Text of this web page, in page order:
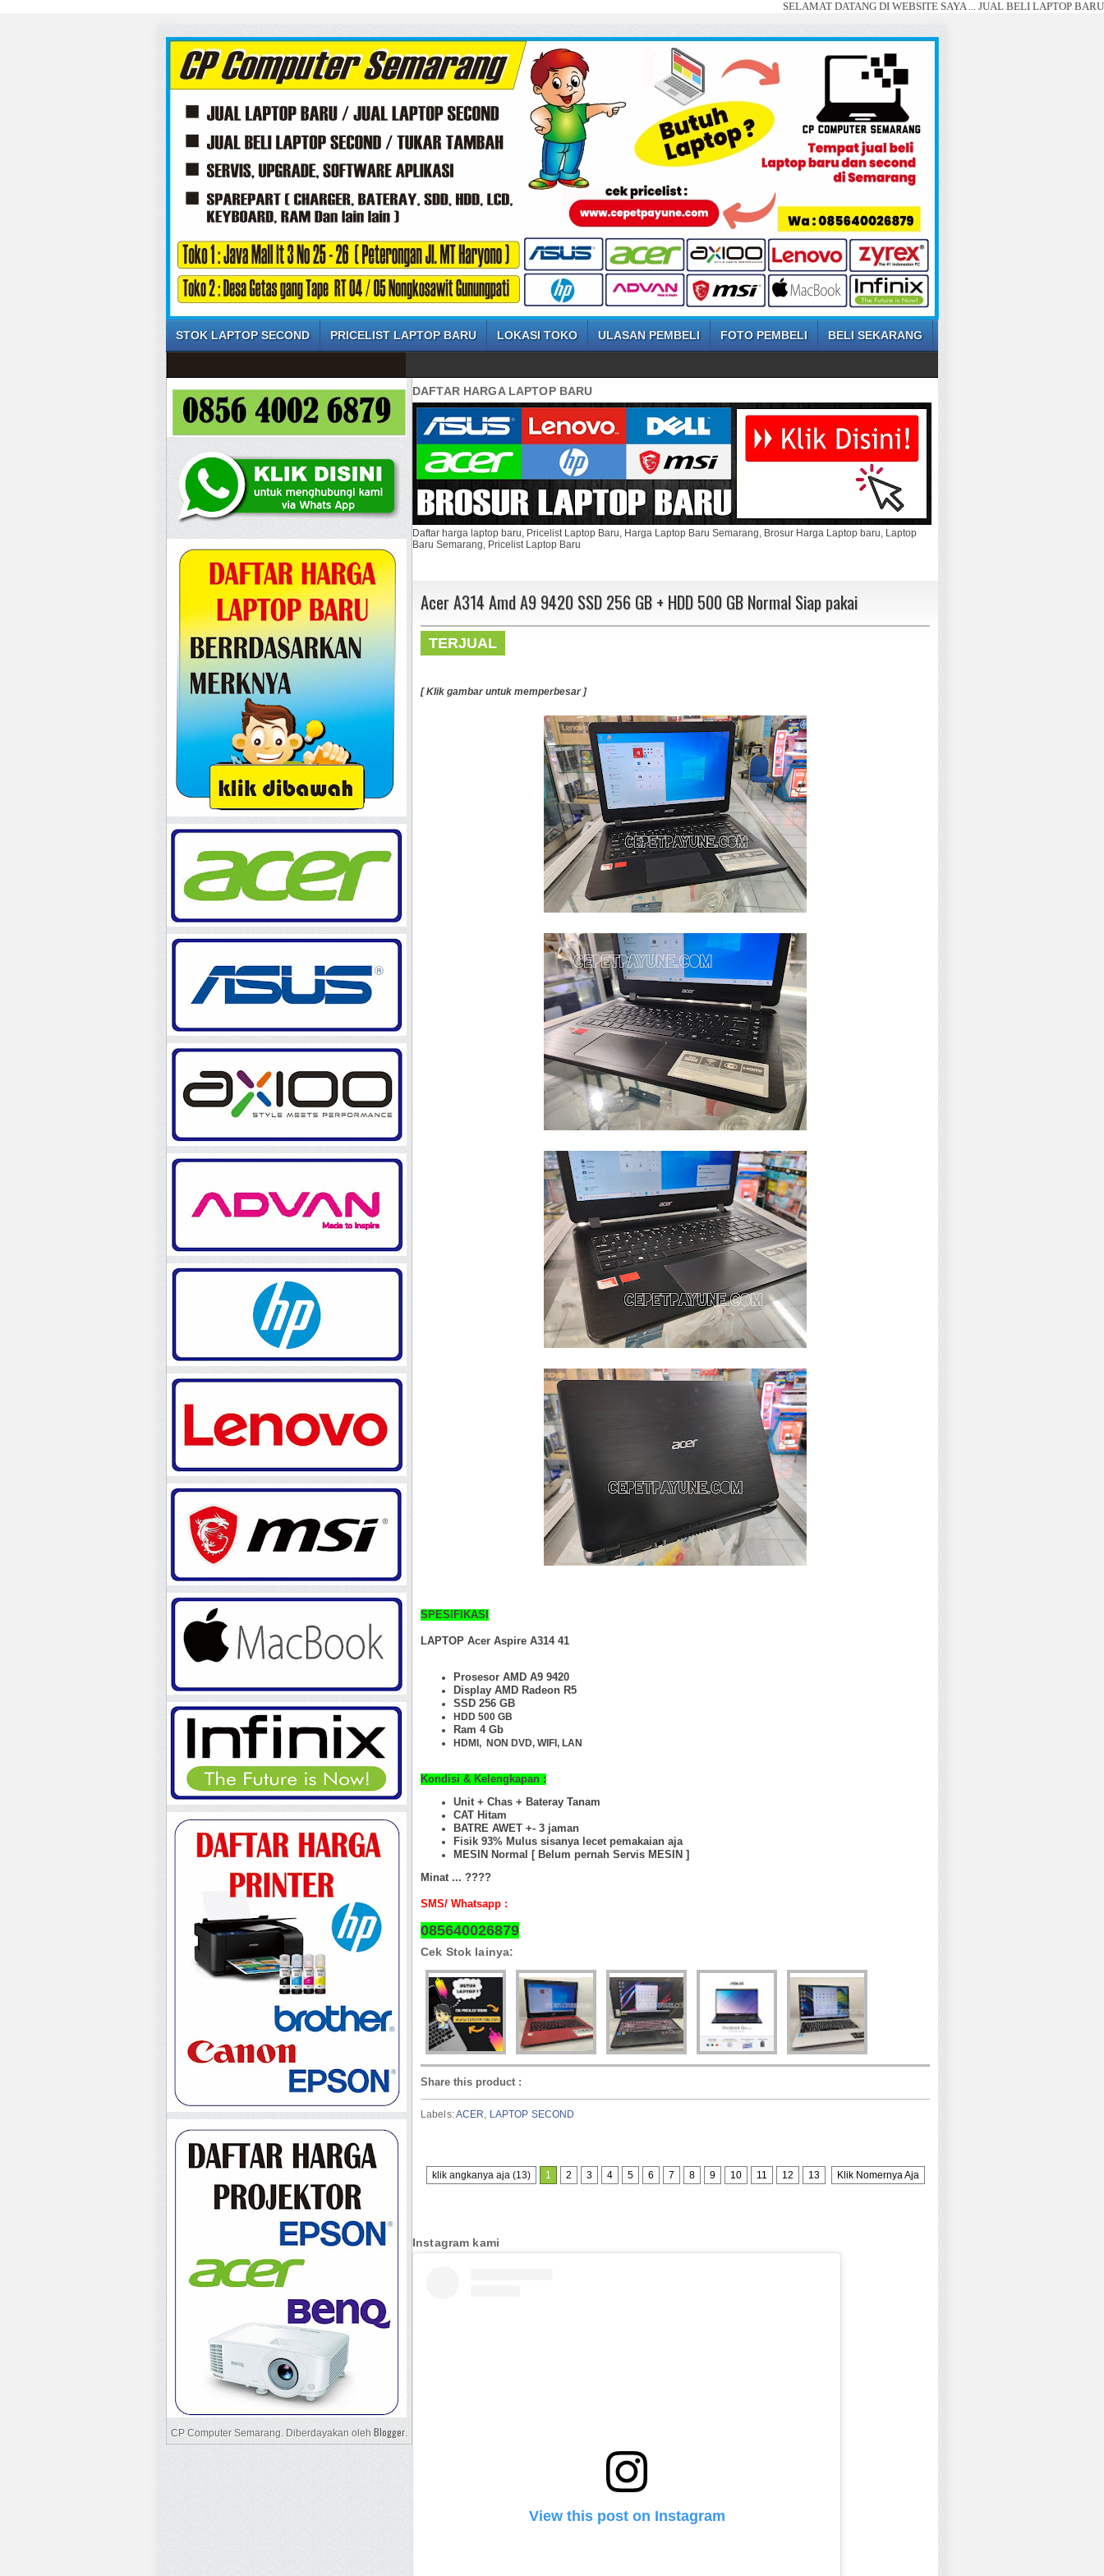
SELAMAT DATANG DI WEBSITE SAYA ... JUAL BELI LAPTOP BARU DAN
STOK LAPTOP SECOND PRICELIST LAPTOP BARU LOKASI TOKO ULASAN PEMBELI FOTO PEMBELI BELI SEKARANG
DAFTAR HARGA LAPTOP BARU
Daftar harga laptop baru, Pricelist Laptop Baru, Harga Laptop Baru Semarang, Brosur Harga Laptop baru, Laptop
Baru Semarang, Pricelist Laptop Baru
Acer A314 Amd A9 9420 SSD 256 GB + HDD 500 GB Normal Siap pakai
TERJUAL
[ Klik gambar untuk memperbesar ]
SPESIFIKASI
LAPTOP Acer Aspire A314 41
Prosesor AMD A9 9420
Display AMD Radeon R5
SSD 256 GB
HDD 500 GB
Ram 4 Gb
HDMI, NON DVD, WIFI, LAN
Kondisi & Kelengkapan :
Unit + Chas + Bateray Tanam
CAT Hitam
BATRE AWET +- 3 jaman
Fisik 93% Mulus sisanya lecet pemakaian aja
MESIN Normal [ Belum pernah Servis MESIN ]
Minat ... ????
SMS/ Whatsapp :
085640026879
Cek Stok lainya:
Share this product :
Labels:ACER LAPTOP SECOND
klik angkanya aja (13) 1 2 3 4 5 6 7 8 9 10 11 12 13 Klik Nomernya Aja
Instagram kami
View this post on Instagram
CP Computer Semarang. Diberdayakan oleh Blogger.